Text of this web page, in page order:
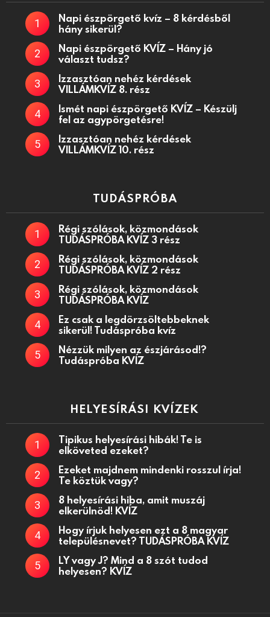
Napi észpörgető kvíz – 8 kérdésből
hány sikerül?
Napi észpörgető KVÍZ – Hány jó
választ tudsz?
Izzasztóan nehéz kérdések
VILLÁMKVÍZ 8. rész
Ismét napi észpörgető KVÍZ – Készülj
fel az agypörgetésre!
Izzasztóan nehéz kérdések
VILLÁMKVÍZ 10. rész
TUDÁSPRÓBA
Régi szólások, közmondások
TUDÁSPRÓBA KVÍZ 3 rész
Régi szólások, közmondások
TUDÁSPRÓBA KVÍZ 2 rész
Régi szólások, közmondások
TUDÁSPRÓBA KVÍZ
Ez csak a legdörzsöltebbeknek
sikerül! Tudáspróba kvíz
Nézzük milyen az észjárásod!?
Tudáspróba KVÍZ
HELYESÍRÁSI KVÍZEK
Tipikus helyesírási hibák! Te is
elköveted ezeket?
Ezeket majdnem mindenki rosszul írja!
Te köztük vagy?
8 helyesírási hiba, amit muszáj
elkerülnöd! KVÍZ
Hogy írjuk helyesen ezt a 8 magyar
településnevet? TUDÁSPRÓBA KVÍZ
LY vagy J? Mind a 8 szót tudod
helyesen? KVÍZ